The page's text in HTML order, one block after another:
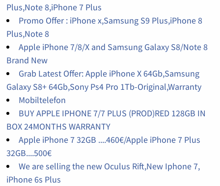
Plus,Note 8,iPhone 7 Plus
Promo Offer : iPhone x,Samsung S9 Plus,iPhone 8
Plus,Note 8
Apple iPhone 7/8/X and Samsung Galaxy S8/Note 8
Brand New
Grab Latest Offer: Apple iPhone X 64Gb,Samsung
Galaxy S8+ 64Gb,Sony Ps4 Pro 1Tb-Original,Warranty
Mobiltelefon
BUY APPLE IPHONE 7/7 PLUS (PROD)RED 128GB IN
BOX 24MONTHS WARRANTY
Apple iPhone 7 32GB ....460€/Apple iPhone 7 Plus
32GB....500€
We are selling the new Oculus Rift,New Iphone 7,
iPhone 6s Plus